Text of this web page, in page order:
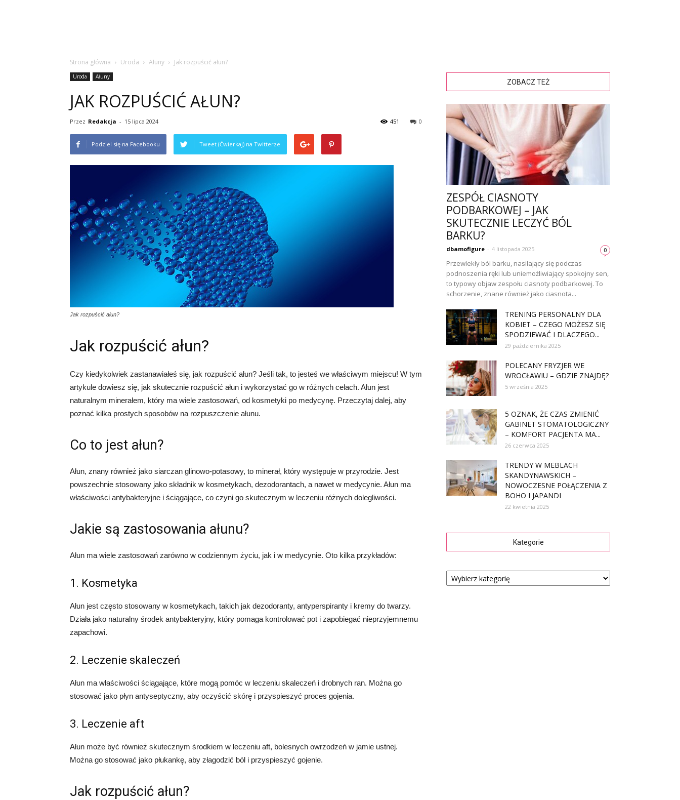
Strona główna Uroda Ałuny Jak rozpuścić ałun?
Uroda Ałuny
JAK ROZPUŚCIĆ AŁUN?
Przez Redakcja - 15 lipca 2024 0
451
Podziel się na Facebooku Tweet (Ćwierkaj) na Twitterze
Jak rozpuścić ałun?
Jak rozpuścić ałun?
Czy kiedykolwiek zastanawiałeś się, jak rozpuścić ałun? Jeśli tak, to jesteś we właściwym miejscu! W tym
artykule dowiesz się, jak skutecznie rozpuścić ałun i wykorzystać go w różnych celach. Ałun jest
naturalnym minerałem, który ma wiele zastosowań, od kosmetyki po medycynę. Przeczytaj dalej, aby
poznać kilka prostych sposobów na rozpuszczenie ałunu.
Co to jest ałun?
Ałun, znany również jako siarczan glinowo-potasowy, to minerał, który występuje w przyrodzie. Jest
powszechnie stosowany jako składnik w kosmetykach, dezodorantach, a nawet w medycynie. Ałun ma
właściwości antybakteryjne i ściągające, co czyni go skutecznym w leczeniu różnych dolegliwości.
Jakie są zastosowania ałunu?
Ałun ma wiele zastosowań zarówno w codziennym życiu, jak i w medycynie. Oto kilka przykładów:
1. Kosmetyka
Ałun jest często stosowany w kosmetykach, takich jak dezodoranty, antyperspiranty i kremy do twarzy.
Działa jako naturalny środek antybakteryjny, który pomaga kontrolować pot i zapobiegać nieprzyjemnemu
zapachowi.
2. Leczenie skaleczeń
Ałun ma właściwości ściągające, które mogą pomóc w leczeniu skaleczeń i drobnych ran. Można go
stosować jako płyn antyseptyczny, aby oczyścić skórę i przyspieszyć proces gojenia.
3. Leczenie aft
Ałun może być również skutecznym środkiem w leczeniu aft, bolesnych owrzodzeń w jamie ustnej.
Można go stosować jako płukankę, aby złagodzić ból i przyspieszyć gojenie.
Jak rozpuścić ałun?
ZOBACZ TEŻ
ZESPÓŁ CIASNOTY
PODBARKOWEJ – JAK
SKUTECZNIE LECZYĆ BÓL
BARKU?
dbamofigure - 4 listopada 2025 0
Przewlekły ból barku, nasilający się podczas
podnoszenia ręki lub uniemożliwiający spokojny sen,
to typowy objaw zespołu ciasnoty podbarkowej. To
schorzenie, znane również jako ciasnota...
TRENING PERSONALNY DLA
KOBIET – CZEGO MOŻESZ SIĘ
SPODZIEWAĆ I DLACZEGO...
29 października 2025
POLECANY FRYZJER WE
WROCŁAWIU – GDZIE ZNAJDĘ?
5 września 2025
5 OZNAK, ŻE CZAS ZMIENIĆ
GABINET STOMATOLOGICZNY
– KOMFORT PACJENTA MA...
26 czerwca 2025
TRENDY W MEBLACH
SKANDYNAWSKICH –
NOWOCZESNE POŁĄCZENIA Z
BOHO I JAPANDI
22 kwietnia 2025
Kategorie
Kategorie